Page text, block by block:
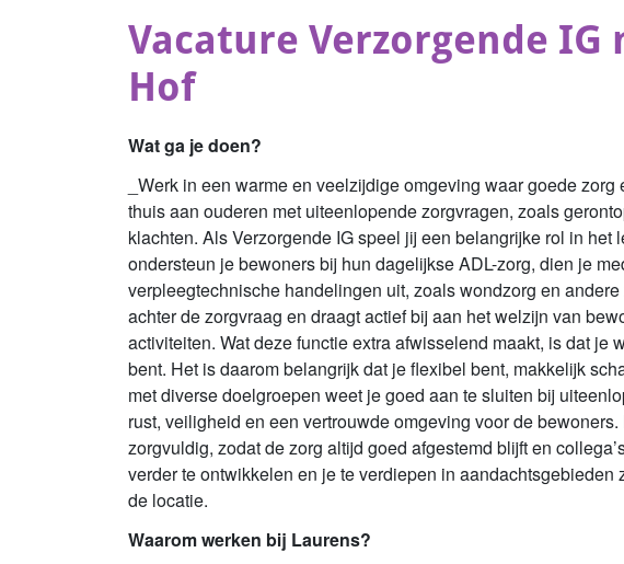
Vacature Verzorgende
Hof
Wat ga je doen?
_Werk in een warme en veelzijdige omgeving waar goede
thuis aan ouderen met uiteenlopende zorgvragen, zoals
klachten. Als Verzorgende IG speel jij een belangrijke rol in
ondersteun je bewoners bij hun dagelijkse ADL-zorg, dien je
verpleegtechnische handelingen uit, zoals wondzorg en
achter de zorgvraag en draagt actief bij aan het welzijn van
activiteiten. Wat deze functie extra afwisselend maakt, is dat
bent. Het is daarom belangrijk dat je flexibel bent, makkelijk
met diverse doelgroepen weet je goed aan te sluiten bij
rust, veiligheid en een vertrouwde omgeving voor de
zorgvuldig, zodat de zorg altijd goed afgestemd blijft en
verder te ontwikkelen en je te verdiepen in
de locatie.
Waarom werken bij Laurens?